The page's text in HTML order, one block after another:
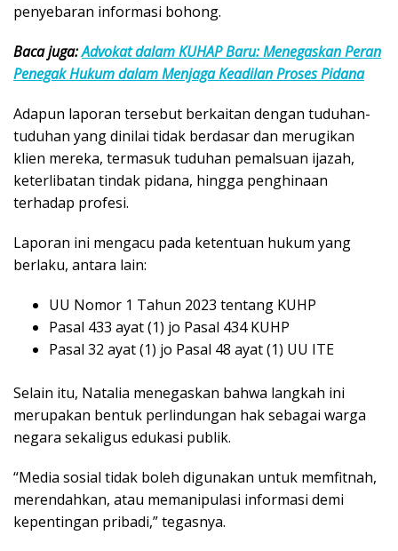
penyebaran informasi bohong.
Baca juga:Advokat dalam KUHAP Baru: Menegaskan Peran
Penegak Hukum dalam Menjaga Keadilan Proses Pidana
Adapun laporan tersebut berkaitan dengan tuduhan-
tuduhan yang dinilai tidak berdasar dan merugikan
klien mereka, termasuk tuduhan pemalsuan ijazah,
keterlibatan tindak pidana, hingga penghinaan
terhadap profesi.
Laporan ini mengacu pada ketentuan hukum yang
berlaku, antara lain:
UU Nomor 1 Tahun 2023 tentang KUHP
Pasal 433 ayat (1) jo Pasal 434 KUHP
Pasal 32 ayat (1) jo Pasal 48 ayat (1) UU ITE
Selain itu, Natalia menegaskan bahwa langkah ini
merupakan bentuk perlindungan hak sebagai warga
negara sekaligus edukasi publik.
“Media sosial tidak boleh digunakan untuk memfitnah,
merendahkan, atau memanipulasi informasi demi
kepentingan pribadi,” tegasnya.